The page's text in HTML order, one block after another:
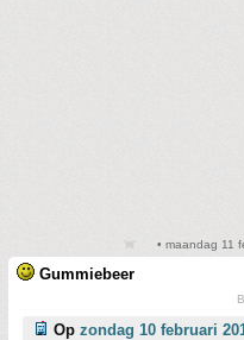
• maandag 11
Gummiebeer
Op zondag 10 februari